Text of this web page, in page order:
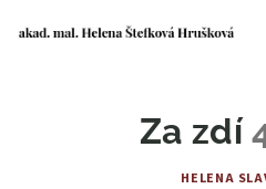
Za zdí
HELENA